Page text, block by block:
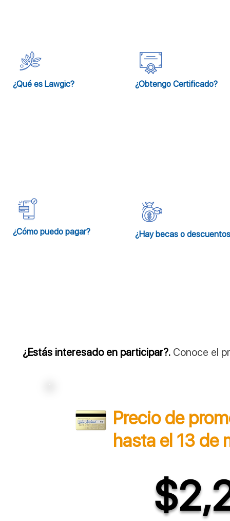
¿Qué es Lawgic? ¿Obtengo Certificado?
¿Cómo puedo pagar? ¿Hay becas o
¿Estás interesado en participar?. Conoce el
Precio de
hasta el 13 de